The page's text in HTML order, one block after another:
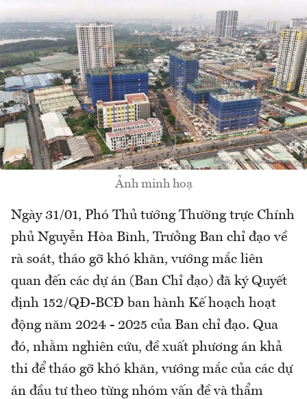
Ảnh minh hoạ
Ngày 31/01, Phó Thủ tướng Thường trực Chính
phủ Nguyễn Hòa Bình, Trưởng Ban chỉ đạo về
rà soát, tháo gỡ khó khăn, vướng mắc liên
quan đến các dự án (Ban Chỉ đạo) đã ký Quyết
định 152/QĐ-BCĐ ban hành Kế hoạch hoạt
động năm 2024 - 2025 của Ban chỉ đạo. Qua
đó, nhằm nghiên cứu, đề xuất phương án khả
thi để tháo gỡ khó khăn, vướng mắc của các dự
án đầu tư theo từng nhóm vấn đề và thẩm